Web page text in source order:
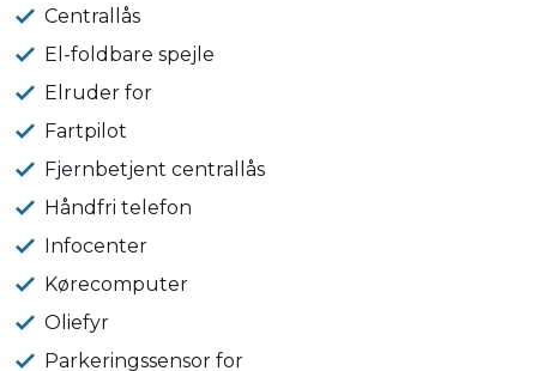
Centrallås
El-foldbare spejle
Elruder for
Fartpilot
Fjernbetjent centrallås
Håndfri telefon
Infocenter
Kørecomputer
Oliefyr
Parkeringssensor for